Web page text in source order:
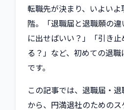
転職先が決まり、いよい
階。「退職届と退職願の
に出せばいい？」「引き
る？」など、初めての退
です。
この記事では、退職届・
から、円満退社のための